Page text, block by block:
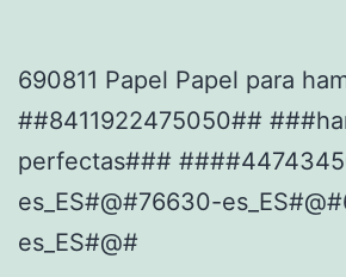
690811 Papel Papel para
##8411922475050##
perfectas###
es_ES#@#76630-
es_ES#@#